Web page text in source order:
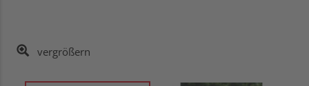
vergrößern